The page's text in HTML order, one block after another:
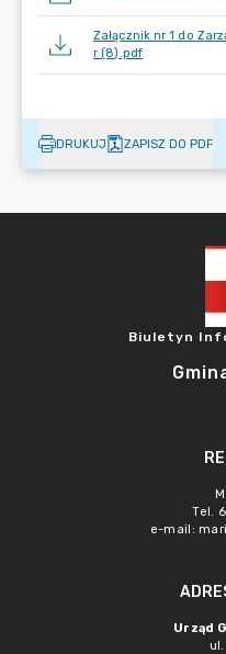
Załącznik nr 1 do
r (8).pdf
DRUKUJ ZAPISZ DO PDF
Biuletyn
Tel.
e-mail:
Urząd